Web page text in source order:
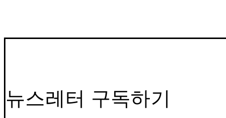
뉴스레터 구독하기